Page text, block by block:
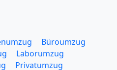
Büroumzug
Laborumzug
Privatumzug